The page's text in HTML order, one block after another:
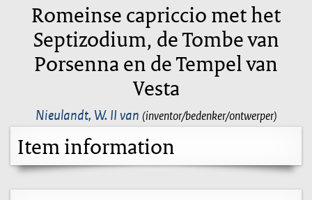
Romeinse capriccio met het
Septizodium, de Tombe van
Porsenna en de Tempel van
Vesta
Nieulandt, W. II van (inventor/bedenker/ontwerper)
Item information